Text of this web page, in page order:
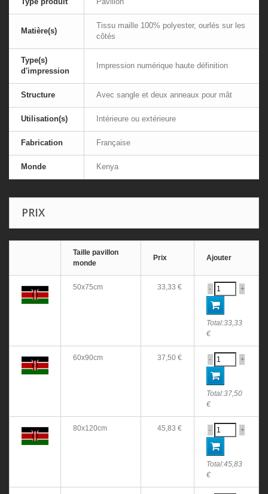
Matière(s)
Tissu maille 100% polyester, ourlés sur les
côtés
Type(s)
d'impression
Impression numérique haute définition
Structure Avec sangle et deux anneaux pour mât
Utilisation(s) Intérieure ou extérieure
Fabrication Française
Monde Kenya
PRIX
Taille pavillon
monde
Prix Ajouter
50x75cm 33,33 € - +
Total:33,33
€
60x90cm 37,50 € - +
Total:37,50
€
80x120cm 45,83 € - +
Total:45,83
€